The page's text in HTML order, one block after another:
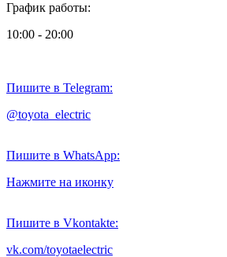
График работы:
10:00 - 20:00
Пишите в Telegram:
@toyota_electric
Пишите в WhatsApp:
Нажмите на иконку
Пишите в Vkontakte:
vk.com/toyotaelectric